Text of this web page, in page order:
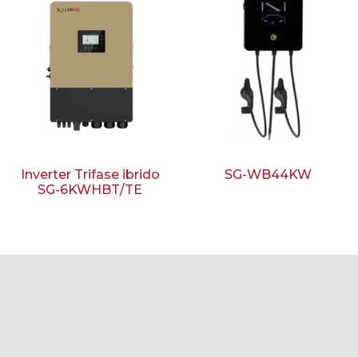
Inverter Trifase ibrido
SG-6KWHBT/TE
SG-WB44KW